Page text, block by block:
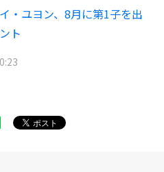
・ユヨン、8月に第1子を出
ト